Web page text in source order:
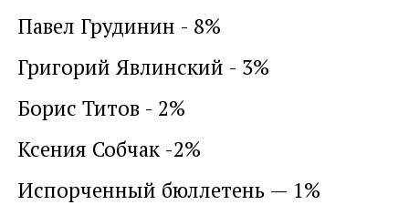
Павел Грудинин - 8%
Григорий Явлинский - 3%
Борис Титов - 2%
Ксения Собчак -2%
Испорченный бюллетень — 1%